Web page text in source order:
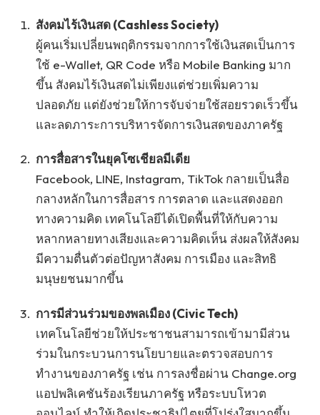
สังคมไร้เงินสด (Cashless Society)
ผู้คนเริ่มเปลี่ยนพฤติกรรมจากการใช้เงินสดเป็นการ
ใช้ e-Wallet, QR Code หรือ Mobile Banking มาก
ขึ้น สังคมไร้เงินสดไม่เพียงแต่ช่วยเพิ่มความ
ปลอดภัย แต่ยังช่วยให้การจับจ่ายใช้สอยรวดเร็วขึ้น
และลดภาระการบริหารจัดการเงินสดของภาครัฐ
การสื่อสารในยุคโซเชียลมีเดีย
Facebook, LINE, Instagram, TikTok กลายเป็นสื่อ
กลางหลักในการสื่อสาร การตลาด และแสดงออก
ทางความคิด เทคโนโลยีได้เปิดพื้นที่ให้กับความ
หลากหลายทางเสียงและความคิดเห็น ส่งผลให้สังคม
มีความตื่นตัวต่อปัญหาสังคม การเมือง และสิทธิ
มนุษยชนมากขึ้น
การมีส่วนร่วมของพลเมือง (Civic Tech)
เทคโนโลยีช่วยให้ประชาชนสามารถเข้ามามีส่วน
ร่วมในกระบวนการนโยบายและตรวจสอบการ
ทำงานของภาครัฐ เช่น การลงชื่อผ่าน Change.org
แอปพลิเคชันร้องเรียนภาครัฐ หรือระบบโหวต